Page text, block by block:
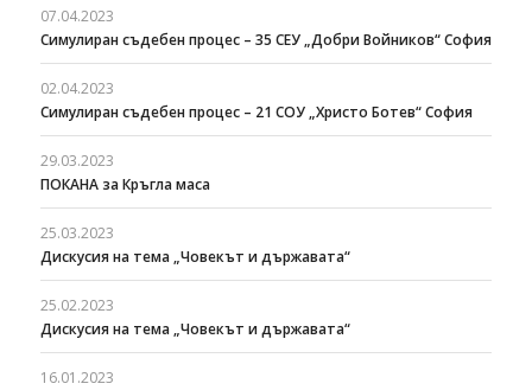
07.04.2023
Симулиран съдебен процес – 35 СЕУ „Добри Войников“ София
02.04.2023
Симулиран съдебен процес – 21 СОУ „Христо Ботев“ София
29.03.2023
ПОКАНА за Кръгла маса
25.03.2023
Дискусия на тема „Човекът и държавата“
25.02.2023
Дискусия на тема „Човекът и държавата“
16.01.2023